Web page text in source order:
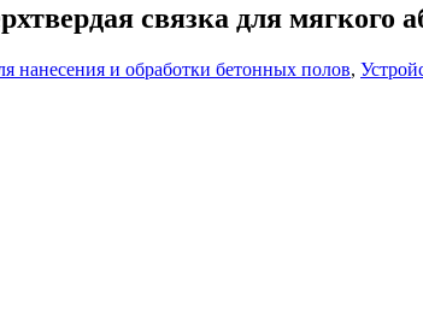
связка для мягкого
нанесения и обработки бетонных полов,